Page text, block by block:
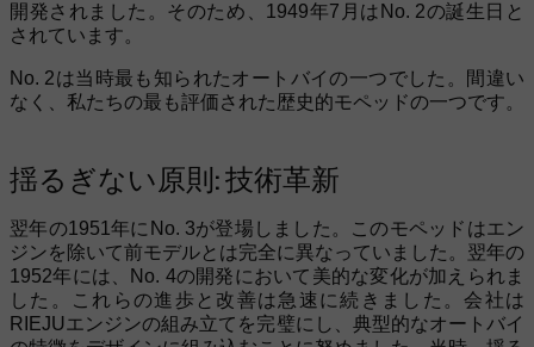
開発されました。そのため、1949年7月はNo. 2の誕生日と
されています。
No. 2は当時最も知られたオートバイの一つでした。間違い
なく、私たちの最も評価された歴史的モペッドの一つです。
揺るぎない原則: 技術革新
翌年の1951年にNo. 3が登場しました。このモペッドはエン
ジンを除いて前モデルとは完全に異なっていました。翌年の
1952年には、No. 4の開発において美的な変化が加えられま
した。これらの進歩と改善は急速に続きました。会社は
RIEJUエンジンの組み立てを完璧にし、典型的なオートバイ